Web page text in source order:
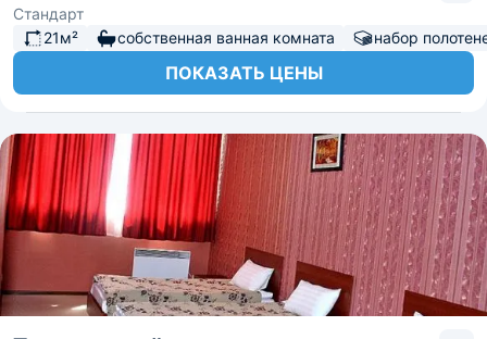
Стандарт
21м²
собственная ванная комната набор
ПОКАЗАТЬ ЦЕНЫ